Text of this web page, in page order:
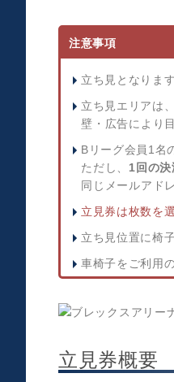
注意事項
立ち見となりま
立ち見エリアは
壁・広告により
Bリーグ会員1名
ただし、 1回の
同じメールアド
立見券は枚数を
立ち見位置に椅
車椅子をご利用
立見券概要